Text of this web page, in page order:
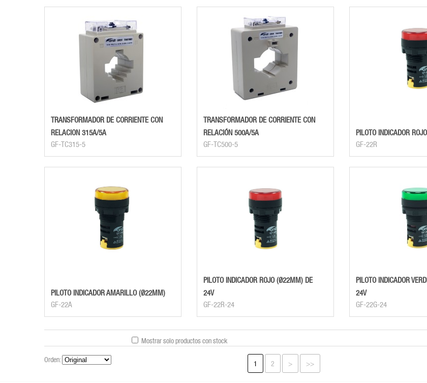
TRANSFORMADOR DE CORRIENTE CON
RELACION 315A/5A
GF-TC315-5
TRANSFORMADOR DE CORRIENTE CON
RELACIÓN 500A/5A
GF-TC500-5
PILOTO INDICADOR
GF-22R
PILOTO INDICADOR AMARILLO (Ø22MM)
GF-22A
PILOTO INDICADOR ROJO (Ø22MM) DE
24V
GF-22R-24
PILOTO INDICADOR
24V
GF-22G-24
Mostrar solo productos con stock
Orden: 1 2 > >>